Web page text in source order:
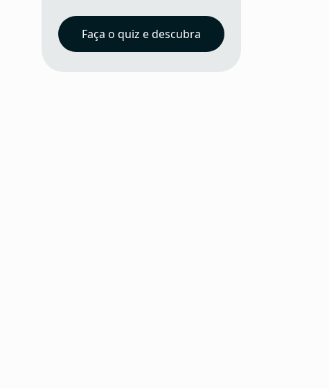
Faça o quiz e descubra